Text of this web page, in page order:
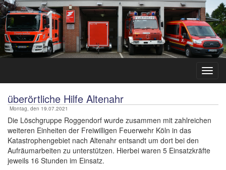
überörtliche Hilfe Altenahr
Montag, den 19.07.2021
Die Löschgruppe Roggendorf wurde zusammen mit zahlreichen
weiteren Einheiten der Freiwilligen Feuerwehr Köln in das
Katastrophengebiet nach Altenahr entsandt um dort bei den
Aufräumarbeiten zu unterstützen. Hierbei waren 5 Einsatzkräfte
jeweils 16 Stunden im Einsatz.